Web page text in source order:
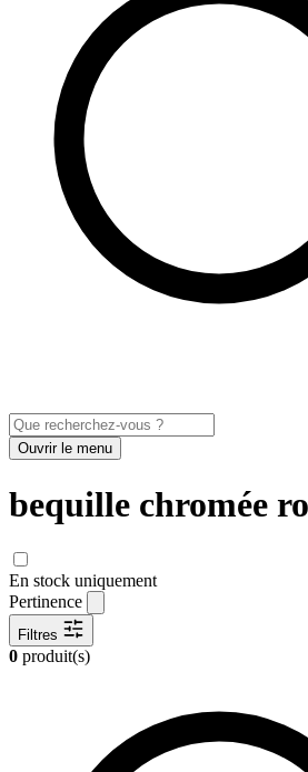
Ouvrir le menu
bequille chromée
En stock uniquement
Pertinence
Filtres
0 produit(s)